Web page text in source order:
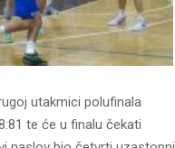
utakmici polufinala
te će u finalu čekati